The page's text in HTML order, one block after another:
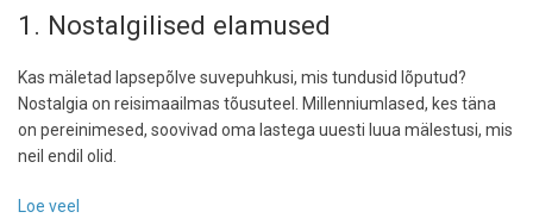
1. Nostalgilised elamused
Kas mäletad lapsepõlve suvepuhkusi, mis tundusid lõputud?
Nostalgia on reisimaailmas tõusuteel. Millenniumlased, kes täna
on pereinimesed, soovivad oma lastega uuesti luua mälestusi, mis
neil endil olid.
Loe veel